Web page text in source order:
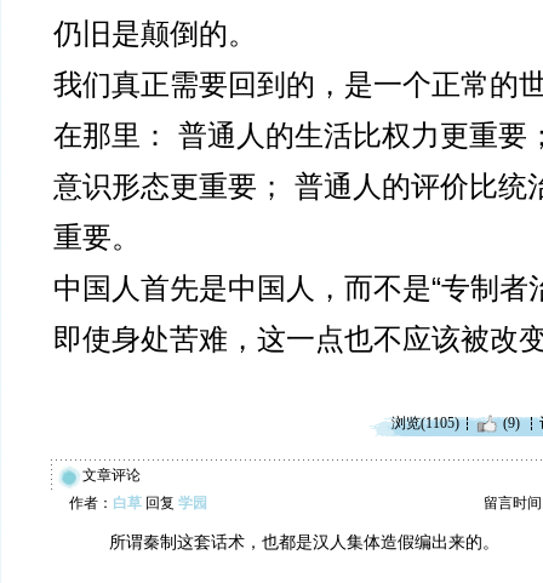
仍旧是颠倒的。
我们真正需要回到的，是一个正常的
在那里： 普通人的生活比权力更重要
意识形态更重要； 普通人的评价比统
重要。
中国人首先是中国人，而不是“专制者
即使身处苦难，这一点也不应该被改
浏览(1105) (9)
文章评论
作者： 白草 回复 学园 留言时间
所谓秦制这套话术，也都是汉人集体造假编出来的。